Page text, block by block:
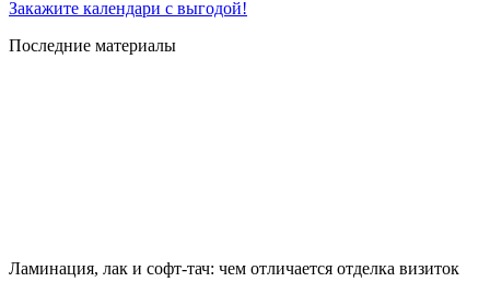
Закажите календари с выгодой!
Последние материалы
Ламинация, лак и софт-тач: чем отличается отделка визиток